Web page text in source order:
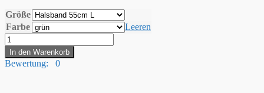
Größe
Farbe
Leeren
Hummelt®
Hundehalsband
mit
Zugbegrenzung
In den Warenkorb
Bewertung: 0